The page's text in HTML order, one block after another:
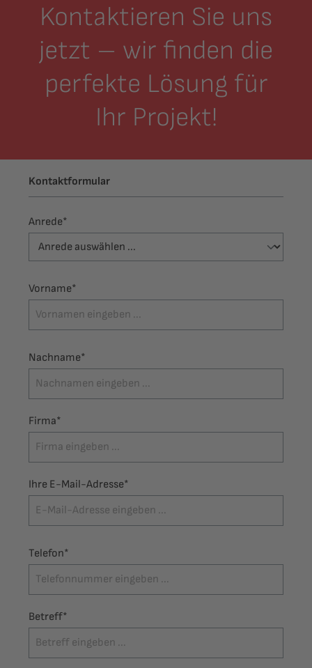
Kontaktieren Sie uns
jetzt – wir finden die
perfekte Lösung für
Ihr Projekt!
Kontaktformular
Anrede*
Vorname*
Nachname*
Firma*
Ihre E-Mail-Adresse*
Telefon*
Betreff*